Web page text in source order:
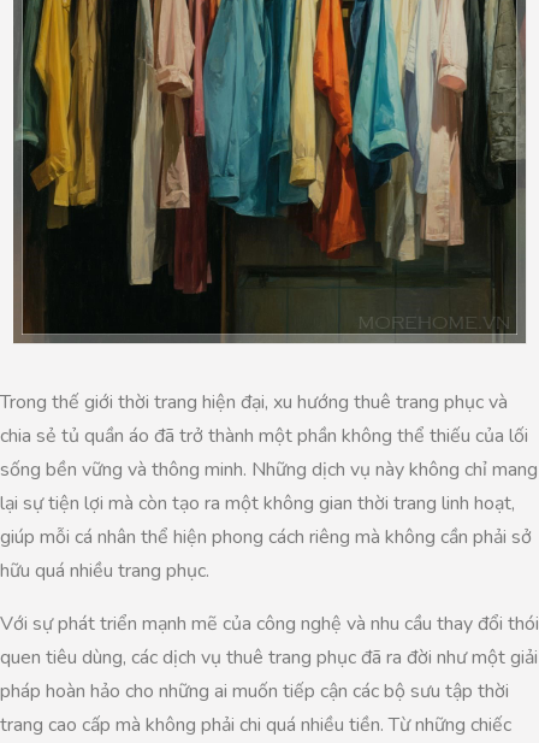
Trong thế giới thời trang hiện đại, xu hướng thuê trang phục và
chia sẻ tủ quần áo đã trở thành một phần không thể thiếu của lối
sống bền vững và thông minh. Những dịch vụ này không chỉ mang
lại sự tiện lợi mà còn tạo ra một không gian thời trang linh hoạt,
giúp mỗi cá nhân thể hiện phong cách riêng mà không cần phải sở
hữu quá nhiều trang phục.
Với sự phát triển mạnh mẽ của công nghệ và nhu cầu thay đổi thói
quen tiêu dùng, các dịch vụ thuê trang phục đã ra đời như một giải
pháp hoàn hảo cho những ai muốn tiếp cận các bộ sưu tập thời
trang cao cấp mà không phải chi quá nhiều tiền. Từ những chiếc